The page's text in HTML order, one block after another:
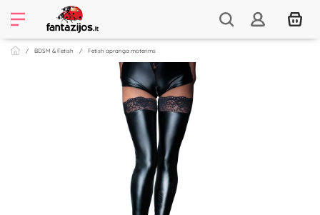
BDSM & Fetish Fetish apranga moterims